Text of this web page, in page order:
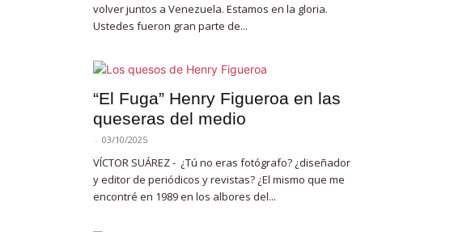
volver juntos a Venezuela. Estamos en la gloria.
Ustedes fueron gran parte de...
“El Fuga” Henry Figueroa en las
queseras del medio
- 03/10/2025
VÍCTOR SUÁREZ - ¿Tú no eras fotógrafo? ¿diseñador
y editor de periódicos y revistas? ¿El mismo que me
encontré en 1989 en los albores del...